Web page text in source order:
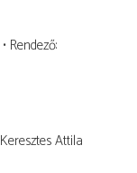
Rendező
Keresztes Attila